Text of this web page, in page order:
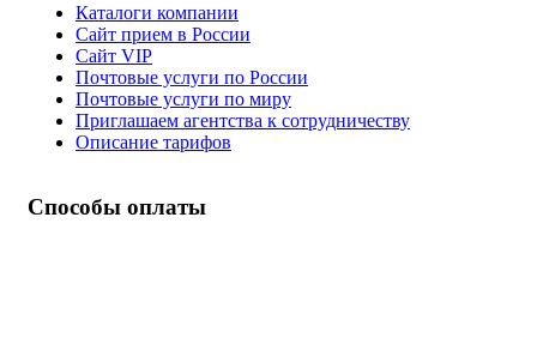
Каталоги компании
Сайт прием в России
Сайт VIP
Почтовые услуги по России
Почтовые услуги по миру
Приглашаем агентства к сотрудничеству
Описание тарифов
Способы оплаты